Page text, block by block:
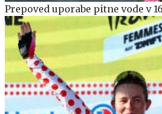
Prepoved uporabe pitne vode v